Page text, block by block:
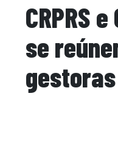
CRPRS e
se